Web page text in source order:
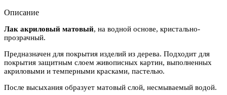
Описание
Лак акриловый матовый, на водной основе, кристально-
прозрачный.
Предназначен для покрытия изделий из дерева. Подходит для
покрытия защитным слоем живописных картин, выполненных
акриловыми и темперными красками, пастелью.
После высыхания образует матовый слой, несмываемый водой.